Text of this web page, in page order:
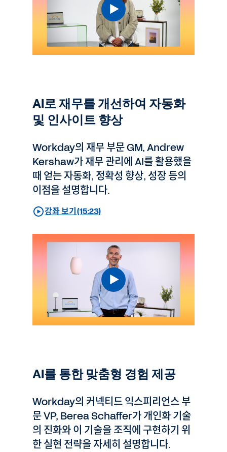
AI로 재무를 개선하여 자동화
및 인사이트 향상
Workday의 재무 부문 GM, Andrew
Kershaw가 재무 관리에 AI를 활용했을
때 얻는 자동화, 정확성 향상, 성장 등의
이점을 설명합니다.
강좌 보기(15:23)
AI를 통한 맞춤형 경험 제공
Workday의 커넥티드 익스피리언스 부
문 VP, Berea Schaffer가 개인화 기술
의 진화와 이 기술을 조직에 구현하기 위
한 실현 전략을 자세히 설명합니다.